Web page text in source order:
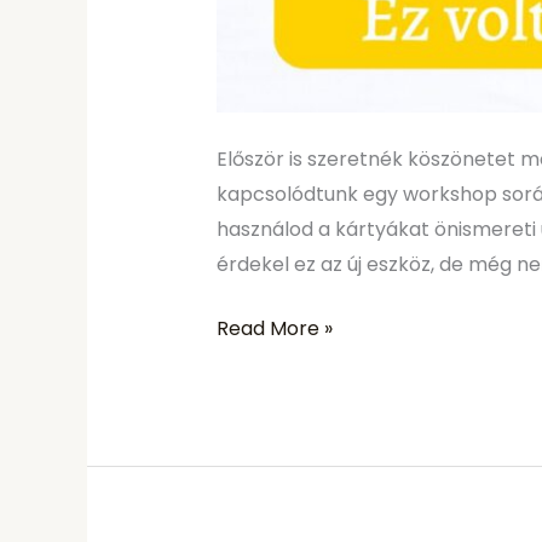
Először is szeretnék köszönetet
kapcsolódtunk egy workshop
használod a kártyákat önismereti
érdekel ez az új eszköz, de még
Read More »